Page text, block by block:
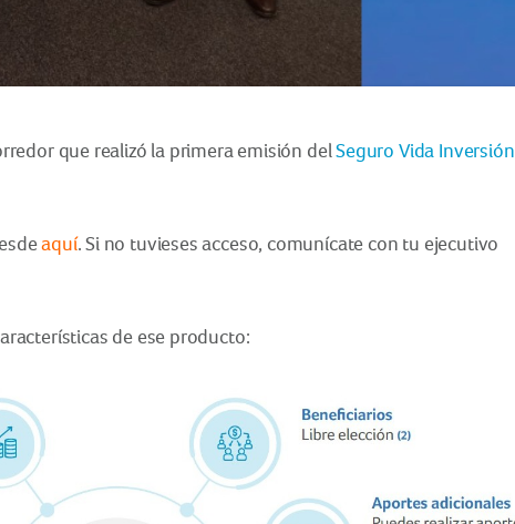
que realizó la primera emisión delSeguro Vida Inversión
aquí. Si no tuvieses acceso, comunícate con tu ejecutivo
de ese producto: